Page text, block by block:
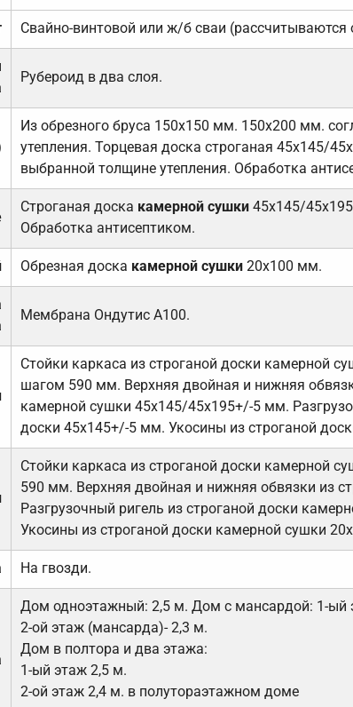
Свайно-винтовой или ж/б сваи (рассчитываются
Рубероид в два слоя.
Из обрезного бруса 150х150 мм. 150х200 мм.
утепления. Торцевая доска строганая 45х145/
выбранной толщине утепления. Обработка
Строганая доска камерной сушки 45х145/
Обработка антисептиком.
Обрезная доска камерной сушки20х100 мм.
Мембрана Ондутис А100.
Стойки каркаса из строганой доски камерной
шагом 590 мм. Верхняя двойная и нижняя
камерной сушки 45х145/45х195+/-5 мм.
доски 45х145+/-5 мм. Укосины из строганой
Стойки каркаса из строганой доски камерной
590 мм. Верхняя двойная и нижняя обвязки из
Разгрузочный ригель из строганой доски
Укосины из строганой доски камерной сушки
На гвозди.
Дом одноэтажный: 2,5 м. Дом с мансардой: 1-ый
2-ой этаж (мансарда)- 2,3 м.
Дом в полтора и два этажа:
1-ый этаж 2,5 м.
2-ой этаж 2,4 м. в полутораэтажном доме